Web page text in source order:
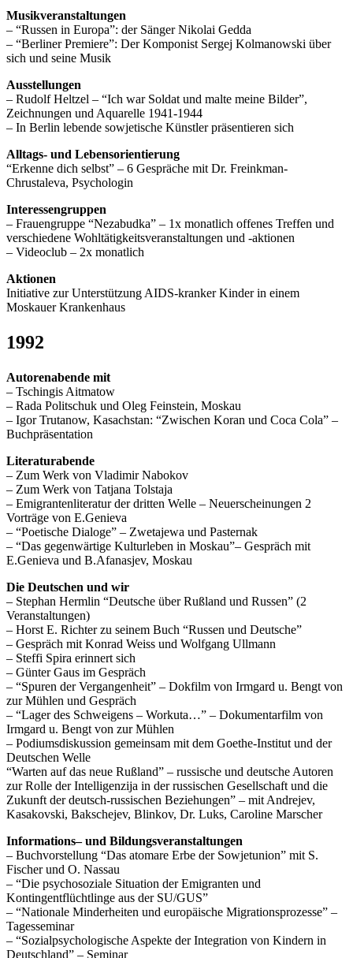
Musikveranstaltungen
– “Russen in Europa”: der Sänger Nikolai Gedda
– “Berliner Premiere”: Der Komponist Sergej Kolmanowski über
sich und seine Musik
Ausstellungen
– Rudolf Heltzel – “Ich war Soldat und malte meine Bilder”,
Zeichnungen und Aquarelle 1941-1944
– In Berlin lebende sowjetische Künstler präsentieren sich
Alltags- und Lebensorientierung
“Erkenne dich selbst” – 6 Gespräche mit Dr. Freinkman-
Chrustaleva, Psychologin
Interessengruppen
– Frauengruppe “Nezabudka” – 1x monatlich offenes Treffen und
verschiedene Wohltätigkeitsveranstaltungen und -aktionen
– Videoclub – 2x monatlich
Aktionen
Initiative zur Unterstützung AIDS-kranker Kinder in einem
Moskauer Krankenhaus
1992
Autorenabende mit
– Tschingis Aitmatow
– Rada Politschuk und Oleg Feinstein, Moskau
– Igor Trutanow, Kasachstan: “Zwischen Koran und Coca Cola” –
Buchpräsentation
Literaturabende
– Zum Werk von Vladimir Nabokov
– Zum Werk von Tatjana Tolstaja
– Emigrantenliteratur der dritten Welle – Neuerscheinungen 2
Vorträge von E.Genieva
– “Poetische Dialoge” – Zwetajewa und Pasternak
– “Das gegenwärtige Kulturleben in Moskau”– Gespräch mit
E.Genieva und B.Afanasjev, Moskau
Die Deutschen und wir
– Stephan Hermlin “Deutsche über Rußland und Russen” (2
Veranstaltungen)
– Horst E. Richter zu seinem Buch “Russen und Deutsche”
– Gespräch mit Konrad Weiss und Wolfgang Ullmann
– Steffi Spira erinnert sich
– Günter Gaus im Gespräch
– “Spuren der Vergangenheit” – Dokfilm von Irmgard u. Bengt von
zur Mühlen und Gespräch
– “Lager des Schweigens – Workuta…” – Dokumentarfilm von
Irmgard u. Bengt von zur Mühlen
– Podiumsdiskussion gemeinsam mit dem Goethe-Institut und der
Deutschen Welle
“Warten auf das neue Rußland” – russische und deutsche Autoren
zur Rolle der Intelligenzija in der russischen Gesellschaft und die
Zukunft der deutsch-russischen Beziehungen” – mit Andrejev,
Kasakovski, Bakschejev, Blinkov, Dr. Luks, Caroline Marscher
Informations– und Bildungsveranstaltungen
– Buchvorstellung “Das atomare Erbe der Sowjetunion” mit S.
Fischer und O. Nassau
– “Die psychosoziale Situation der Emigranten und
Kontingentflüchtlinge aus der SU/GUS”
– “Nationale Minderheiten und europäische Migrationsprozesse” –
Tagesseminar
– “Sozialpsychologische Aspekte der Integration von Kindern in
Deutschland” – Seminar